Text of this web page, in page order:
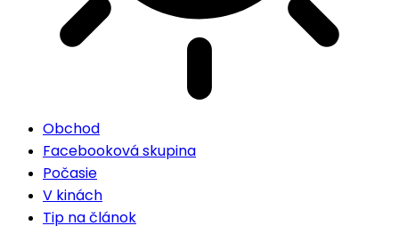
Obchod
Facebooková skupina
Počasie
V kinách
Tip na článok